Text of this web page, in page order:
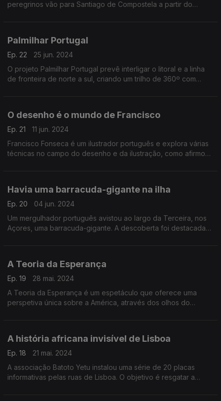
peregrinos vão para Santiago de Compostela a partir do
Palmilhar Portugal
Ep. 22
25 jun. 2024
O projeto Palmilhar Portugal prevê interligar o litoral e a linha
de fronteira de norte a sul, criando um trilho de 360º com
O desenho é o mundo de Francisco
Ep. 21
11 jun. 2024
Francisco Fonseca é um ilustrador português e explora várias
técnicas no campo do desenho e da ilustração, como afirmou
Havia uma barracuda-gigante na ilha
Ep. 20
04 jun. 2024
Um mergulhador português avistou ao largo da Terceira, nos
Açores, uma barracuda-gigante. A descoberta foi destacada
A Teoria da Esperança
Ep. 19
28 mai. 2024
A Teoria da Esperança é um espetáculo que oferece uma
perspetiva única sobre a América, através dos olhos do
A história africana invisível de Lisboa
Ep. 18
21 mai. 2024
A associação Batoto Yetu instalou uma série de 20 placas
informativas pelas ruas de Lisboa. O objetivo é resgatar a